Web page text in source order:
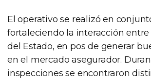
El operativo se realizó en
fortaleciendo la interacción
del Estado, en pos de generar
en el mercado asegurador.
inspecciones se encontraron